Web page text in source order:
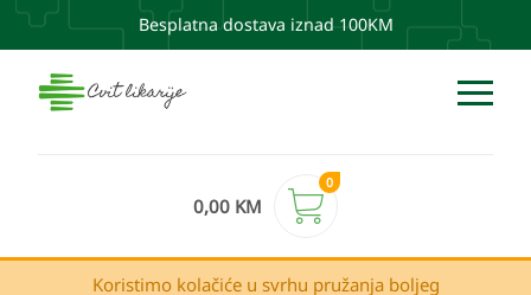
Besplatna dostava iznad 100KM
0,00 KM
0
Koristimo kolačiće u svrhu pružanja boljeg